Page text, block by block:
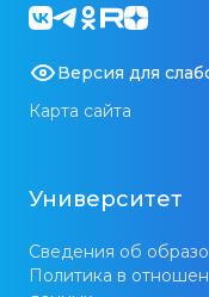
Версия для
Карта сайта
Университет
Сведения об
Политика в